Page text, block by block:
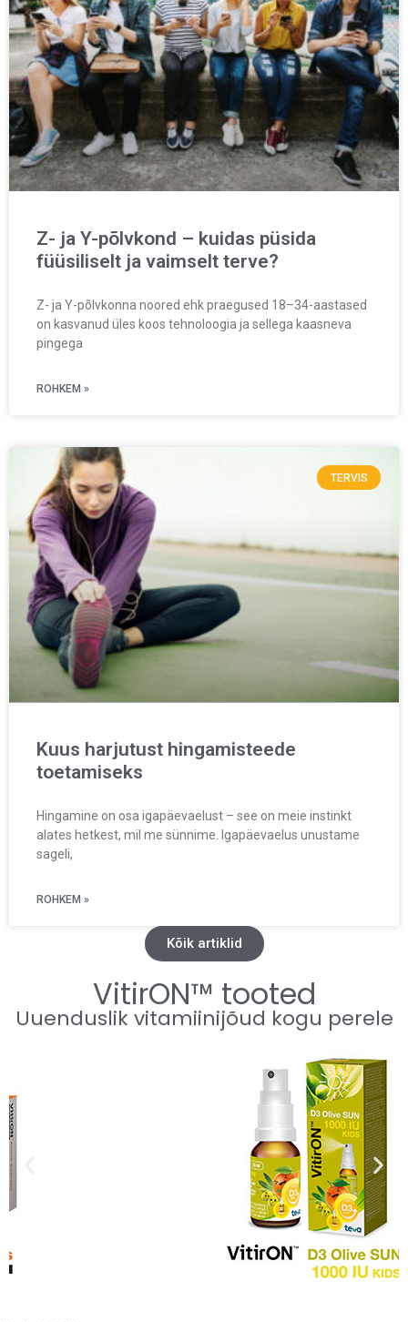
Z- ja Y-põlvkond – kuidas püsida
füüsiliselt ja vaimselt terve?
Z- ja Y-põlvkonna noored ehk praegused 18–34-aastased
on kasvanud üles koos tehnoloogia ja sellega kaasneva
pingega
ROHKEM »
TERVIS
Kuus harjutust hingamisteede
toetamiseks
Hingamine on osa igapäevaelust – see on meie instinkt
alates hetkest, mil me sünnime. Igapäevaelus unustame
sageli,
ROHKEM »
Kõik artiklid
VitirON™ tooted
Uuenduslik vitamiinijõud kogu perele